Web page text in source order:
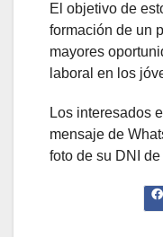
El objetivo de
formación de un
mayores
laboral en los
Los interesados
mensaje de
foto de su DNI